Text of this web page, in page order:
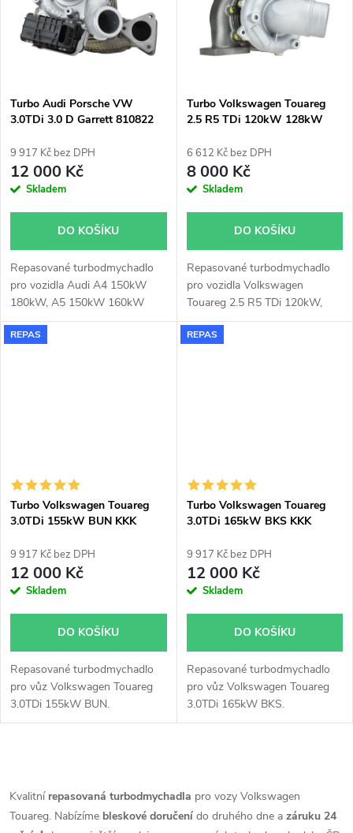
ů
Turbo Audi Porsche VW
3.0TDi 3.0 D Garrett 810822
9 917 Kč bez DPH
12 000 Kč
Skladem
DO KOŠÍKU
Repasované turbodmychadlo
pro vozidla Audi A4 150kW
180kW, A5 150kW 160kW
180kW, A6 150kW 180kW, A7
150kW 180kW, A8 150kW
Turbo Volkswagen Touareg
2.5 R5 TDi 120kW 128kW
6 612 Kč bez DPH
8 000 Kč
Skladem
DO KOŠÍKU
Repasované turbodmychadlo
pro vozidla Volkswagen
Touareg 2.5 R5 TDi 120kW,
128kW
REPAS
Turbo Volkswagen Touareg
3.0TDi 155kW BUN KKK
53049700045 53049700043
9 917 Kč bez DPH
12 000 Kč
Skladem
DO KOŠÍKU
Repasované turbodmychadlo
pro vůz Volkswagen Touareg
3.0TDi 155kW BUN.
REPAS
Turbo Volkswagen Touareg
3.0TDi 165kW BKS KKK
53049700045 53049700043
9 917 Kč bez DPH
12 000 Kč
Skladem
DO KOŠÍKU
Repasované turbodmychadlo
pro vůz Volkswagen Touareg
3.0TDi 165kW BKS.
v
Kvalitní repasovaná turbodmychadla pro vozy Volkswagen
Touareg. Nabízíme bleskové doručení do druhého dne a záruku 24